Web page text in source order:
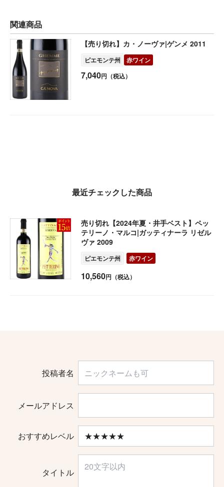
関連商品
【売り切れ】カ・ノーヴァ|ゲンメ 2011
ピエモンテ州 赤ワイン
7,040円（税込）
最近チェックした商品
売り切れ【2024年夏・井手ベスト】ペッ
テリーノ・マルコ|ガッティナーラ リゼル
ヴァ 2009
ピエモンテ州 赤ワイン
10,560円（税込）
投稿者名
メールアドレス
おすすめレベル
タイトル